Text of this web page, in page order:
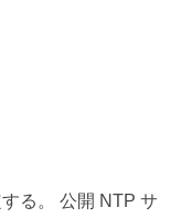
る。 公開 NTP サ